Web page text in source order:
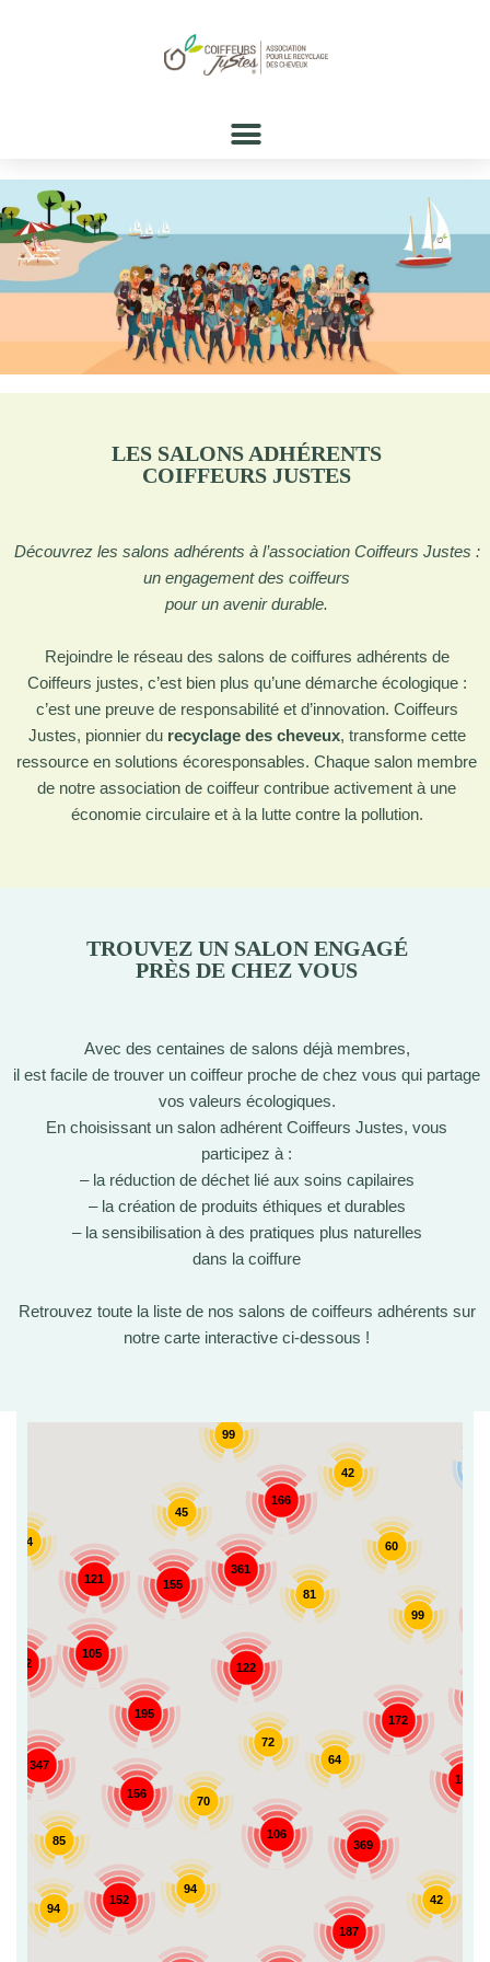
LES SALONS ADHÉRENTS
COIFFEURS JUSTES
Découvrez les salons adhérents à l’association Coiffeurs Justes :
un engagement des coiffeurs
pour un avenir durable.
Rejoindre le réseau des salons de coiffures adhérents de
Coiffeurs justes, c’est bien plus qu’une démarche écologique :
c’est une preuve de responsabilité et d’innovation. Coiffeurs
Justes, pionnier du recyclage des cheveux, transforme cette
ressource en solutions écoresponsables. Chaque salon membre
de notre association de coiffeur contribue activement à une
économie circulaire et à la lutte contre la pollution.
TROUVEZ UN SALON ENGAGÉ
PRÈS DE CHEZ VOUS
Avec des centaines de salons déjà membres,
il est facile de trouver un coiffeur proche de chez vous qui partage
vos valeurs écologiques.
En choisissant un salon adhérent Coiffeurs Justes, vous
participez à :
– la réduction de déchet lié aux soins capilaires
– la création de produits éthiques et durables
– la sensibilisation à des pratiques plus naturelles
dans la coiffure
Retrouvez toute la liste de nos salons de coiffeurs adhérents sur
notre carte interactive ci-dessous !
122
121
106
369
361
347
172
187
156
292
155
152
99
42
60
34
195
72
99
155
81
166
94
42
85
105
94
70
45
64